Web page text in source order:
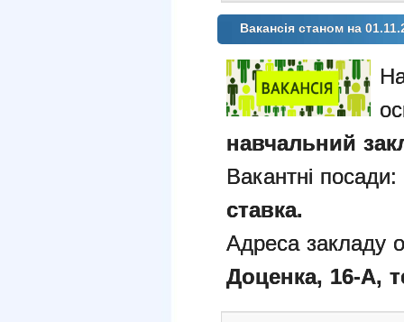
Вакансія станом на
навчальний
Вакантні посади:
ставка.
Адреса закладу
Доценка, 16-А,